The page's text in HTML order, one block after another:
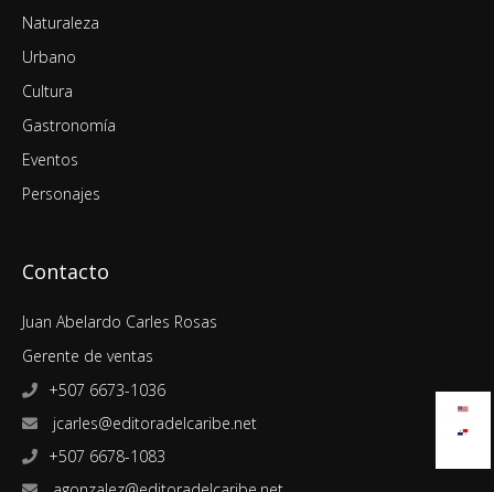
Naturaleza
Urbano
Cultura
Gastronomía
Eventos
Personajes
Contacto
Juan Abelardo Carles Rosas
Gerente de ventas
+507 6673-1036
jcarles@editoradelcaribe.net
+507 6678-1083